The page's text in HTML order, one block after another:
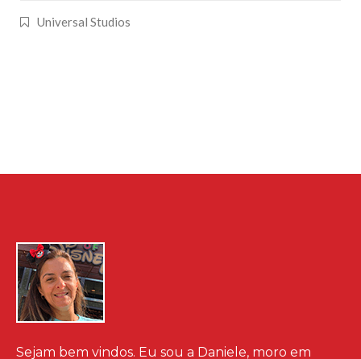
Universal Studios
Sejam bem vindos. Eu sou a Daniele, moro em